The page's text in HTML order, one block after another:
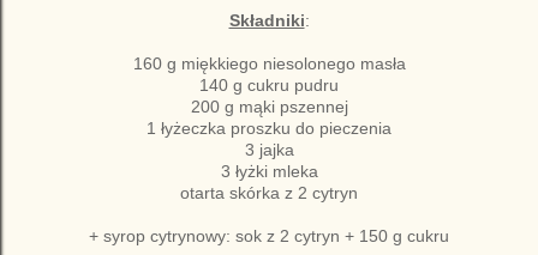
Składniki:
160 g miękkiego niesolonego masła
140 g cukru pudru
200 g mąki pszennej
1 łyżeczka proszku do pieczenia
3 jajka­
3 łyżki mleka
otarta skórka z 2 cytryn
+ syrop cytrynowy: sok z 2 cytryn + 150 g cukru